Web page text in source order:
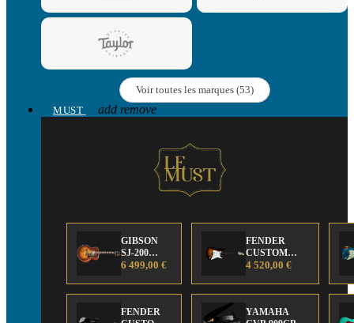
Voir toutes les marques (53)
MUST
add remove
GIBSON
SJ-200
Anniversary
Edition
6 499,00 €
FENDER
CUSTOM
SHOP Strat 63'
4 520,00 €
FENDER
YAMAHA